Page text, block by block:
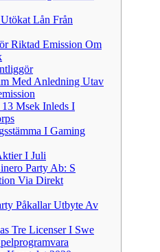
Lån Från
Riktad Emission Om
Med Anledning Utav
13 Msek Inleds I
I Gaming
I Juli
Party Ab: S
Via Direkt
Påkallar Utbyte Av
Tre Licenser I Swe